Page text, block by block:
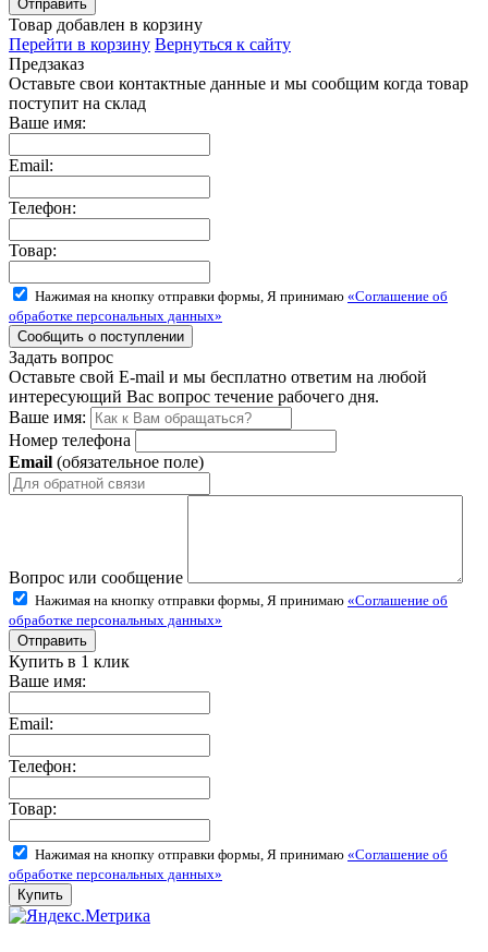
Товар добавлен в корзину
Перейти в корзину Вернуться к сайту
Предзаказ
Оставьте свои контактные данные и мы сообщим когда товар
поступит на склад
Ваше имя:
Email:
Телефон:
Товар:
Нажимая на кнопку отправки формы, Я принимаю «Соглашение об
обработке персональных данных»
Задать вопрос
Оставьте свой E-mail и мы бесплатно ответим на любой
интересующий Вас вопрос течение рабочего дня.
Ваше имя:
Номер телефона
Email (обязательное поле)
Вопрос или сообщение
Нажимая на кнопку отправки формы, Я принимаю «Соглашение об
обработке персональных данных»
Купить в 1 клик
Ваше имя:
Email:
Телефон:
Товар:
Нажимая на кнопку отправки формы, Я принимаю «Соглашение об
обработке персональных данных»